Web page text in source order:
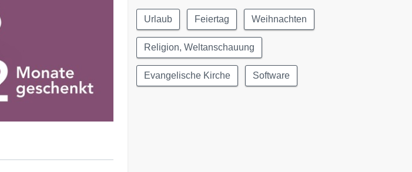
Urlaub Feiertag Weihnachten
Religion, Weltanschauung
Evangelische Kirche Software